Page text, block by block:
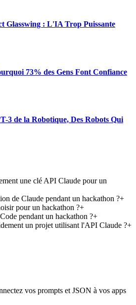
Glasswing : L'IA Trop Puissante
73% des Gens Font Confiance
3 de la Robotique, Des Robots Qui
une clé API Claude pour un
de Claude pendant un hackathon ?+
pour un hackathon ?+
pendant un hackathon ?+
un projet utilisant l'API Claude ?+
vos prompts et JSON à vos apps